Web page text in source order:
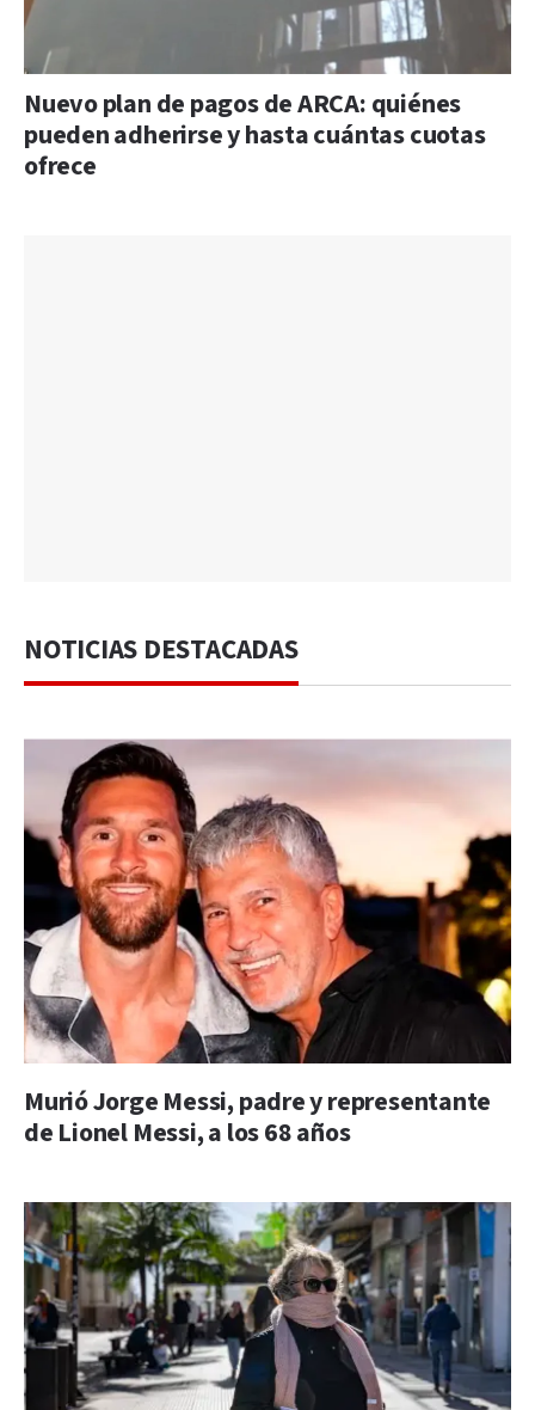
Nuevo plan de pagos de ARCA: quiénes
pueden adherirse y hasta cuántas cuotas
ofrece
NOTICIAS DESTACADAS
Murió Jorge Messi, padre y representante
de Lionel Messi, a los 68 años